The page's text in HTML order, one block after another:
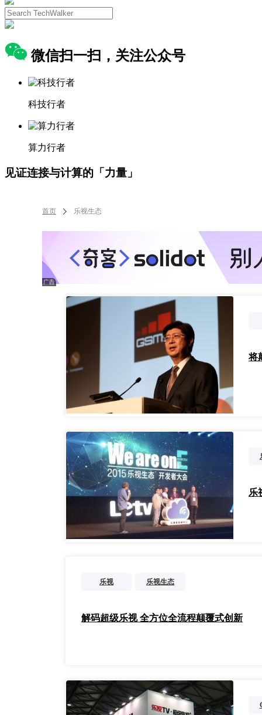
微信扫一扫，关注公众号
科技行者
算力行者
见证连接与计算的「力量」
首页 乐视生态
将
乐
乐视 乐视生态
解码超级乐视 全方位全流程颠覆式创新